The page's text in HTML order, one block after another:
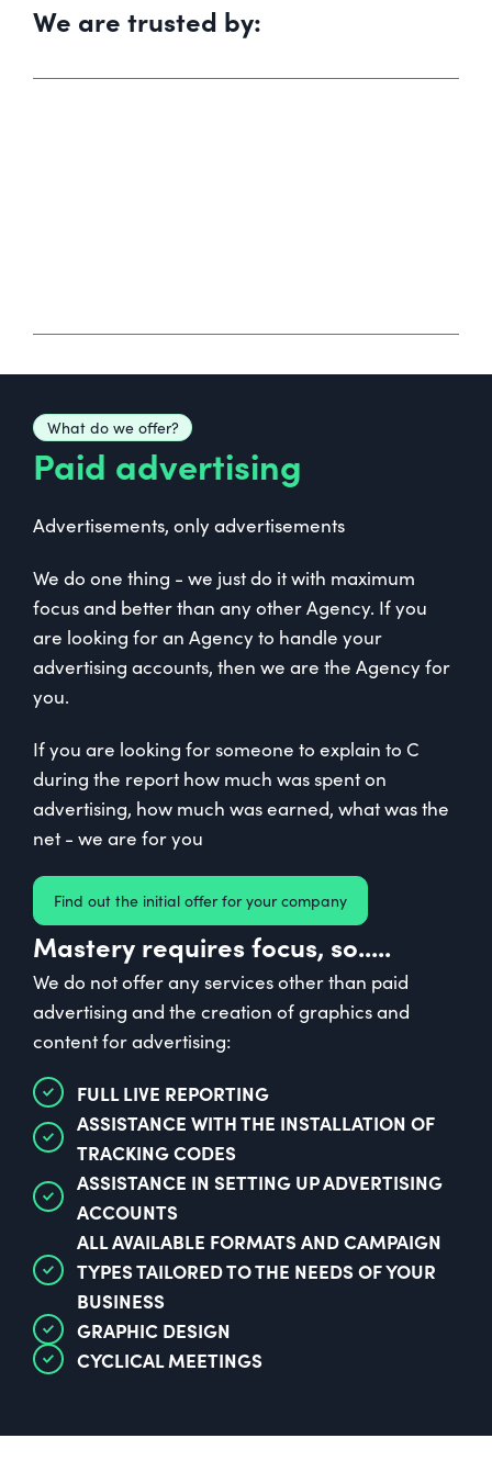
We are trusted by:
What do we offer?
Paid advertising
Advertisements, only advertisements
We do one thing - we just do it with maximum
focus and better than any other Agency. If you
are looking for an Agency to handle your
advertising accounts, then we are the Agency for
you.
If you are looking for someone to explain to C
during the report how much was spent on
advertising, how much was earned, what was the
net - we are for you
Find out the initial offer for your company
Mastery requires focus, so.....
We do not offer any services other than paid
advertising and the creation of graphics and
content for advertising:
FULL LIVE REPORTING
ASSISTANCE WITH THE INSTALLATION OF
TRACKING CODES
ASSISTANCE IN SETTING UP ADVERTISING
ACCOUNTS
ALL AVAILABLE FORMATS AND CAMPAIGN
TYPES TAILORED TO THE NEEDS OF YOUR
BUSINESS
GRAPHIC DESIGN
CYCLICAL MEETINGS